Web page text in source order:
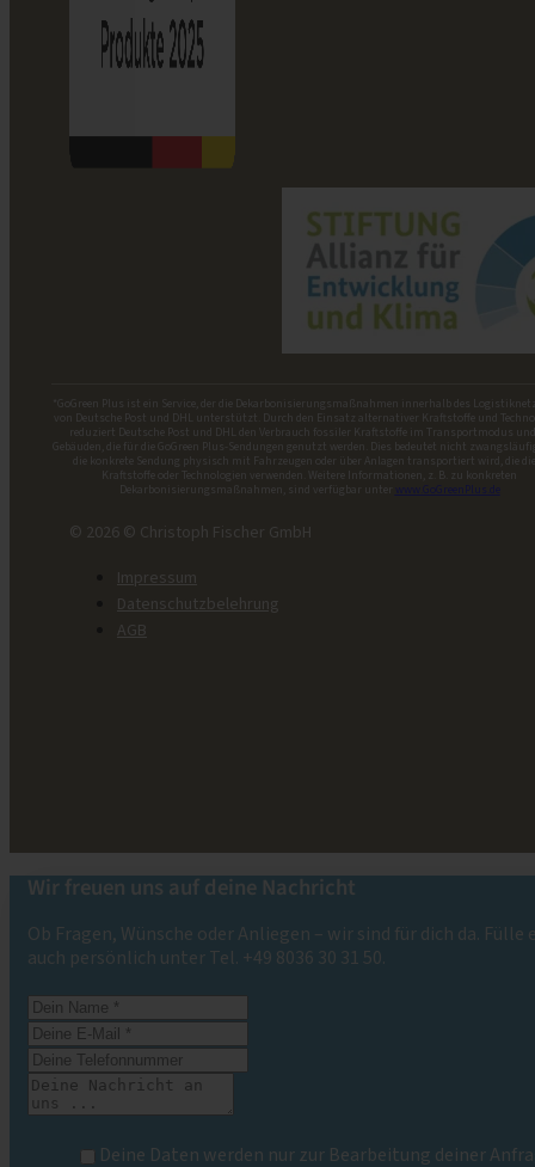
*GoGreen Plus ist ein Service, der die Dekarbonisierungsmaßnahmen innerhalb des
von Deutsche Post und DHL unterstützt. Durch den Einsatz alternativer Kraftstoffe und
reduziert Deutsche Post und DHL den Verbrauch fossiler Kraftstoffe im Transportmodus
Gebäuden, die für die GoGreen Plus-Sendungen genutzt werden. Dies bedeutet nicht
die konkrete Sendung physisch mit Fahrzeugen oder über Anlagen transportiert wird, die
Kraftstoffe oder Technologien verwenden. Weitere Informationen, z. B. zu konkreten
Dekarbonisierungsmaßnahmen, sind verfügbar unter www.GoGreenPlus.de
© 2026 © Christoph Fischer GmbH
Impressum
Datenschutzbelehrung
AGB
Wir freuen uns auf deine Nachricht
Ob Fragen, Wünsche oder Anliegen – wir sind für dich da.
auch persönlich unter Tel. +49 8036 30 31 50.
Deine Daten werden nur zur Bearbeitung deiner